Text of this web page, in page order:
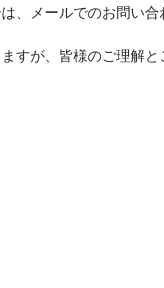
、メールでのお問い
すが、皆様のご理解